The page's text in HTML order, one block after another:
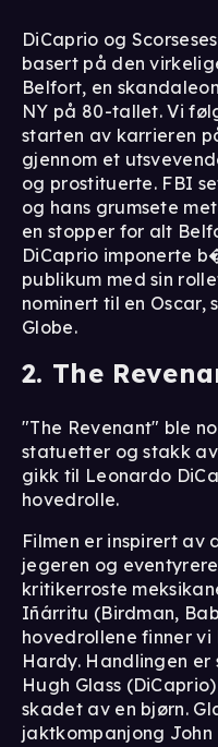
DiCaprio og
basert på den
Belfort, en
NY på 80-tallet. Vi
starten av karrieren
gjennom et
og prostituerte. FBI
og hans grumsete
en stopper for alt
DiCaprio imponerte
publikum med sin
nominert til en Oscar,
Globe.
2. The
"The Revenant" ble
statuetter og stakk
gikk til Leonardo
hovedrolle.
Filmen er inspirert av
jegeren og
kritikerroste
Iñárritu (Birdman,
hovedrollene finner
Hardy. Handlingen
Hugh Glass
skadet av en bjørn.
jaktkompanjong